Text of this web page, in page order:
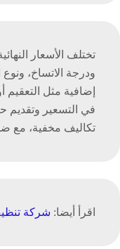
تختلف الأسعار
ودرجة الاتساخ،
إضافية مثل التعقيم
في التسعير وتقديم
تكاليف مخفية، مع
اقرأ أيضا: شركة